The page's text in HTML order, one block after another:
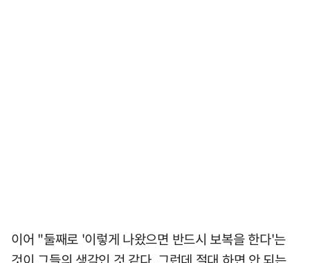
이어 "둘째로 '이렇게 나왔으면 반드시 보복을 한다'는